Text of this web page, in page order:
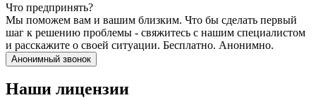
Что предпринять?
Мы поможем вам и вашим близким. Что бы сделать первый
шаг к решению проблемы - свяжитесь с нашим специалистом
и расскажите о своей ситуации. Бесплатно. Анонимно.
Анонимный звонок
Наши лицензии